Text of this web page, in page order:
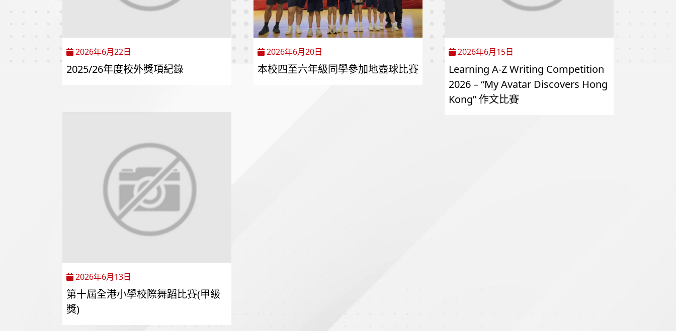
2026年6月22日
2025/26年度校外獎項紀錄
2026年6月20日
本校四至六年級同學參加地壺球比賽
2026年6月15日
Learning A-Z Writing Competition
2026 – “My Avatar Discovers Hong
Kong” 作文比賽
2026年6月13日
第十屆全港小學校際舞蹈比賽(甲級
獎)